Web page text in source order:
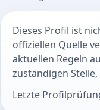
Dieses Profil ist
offiziellen Quelle
aktuellen Regeln
zuständigen
Letzte